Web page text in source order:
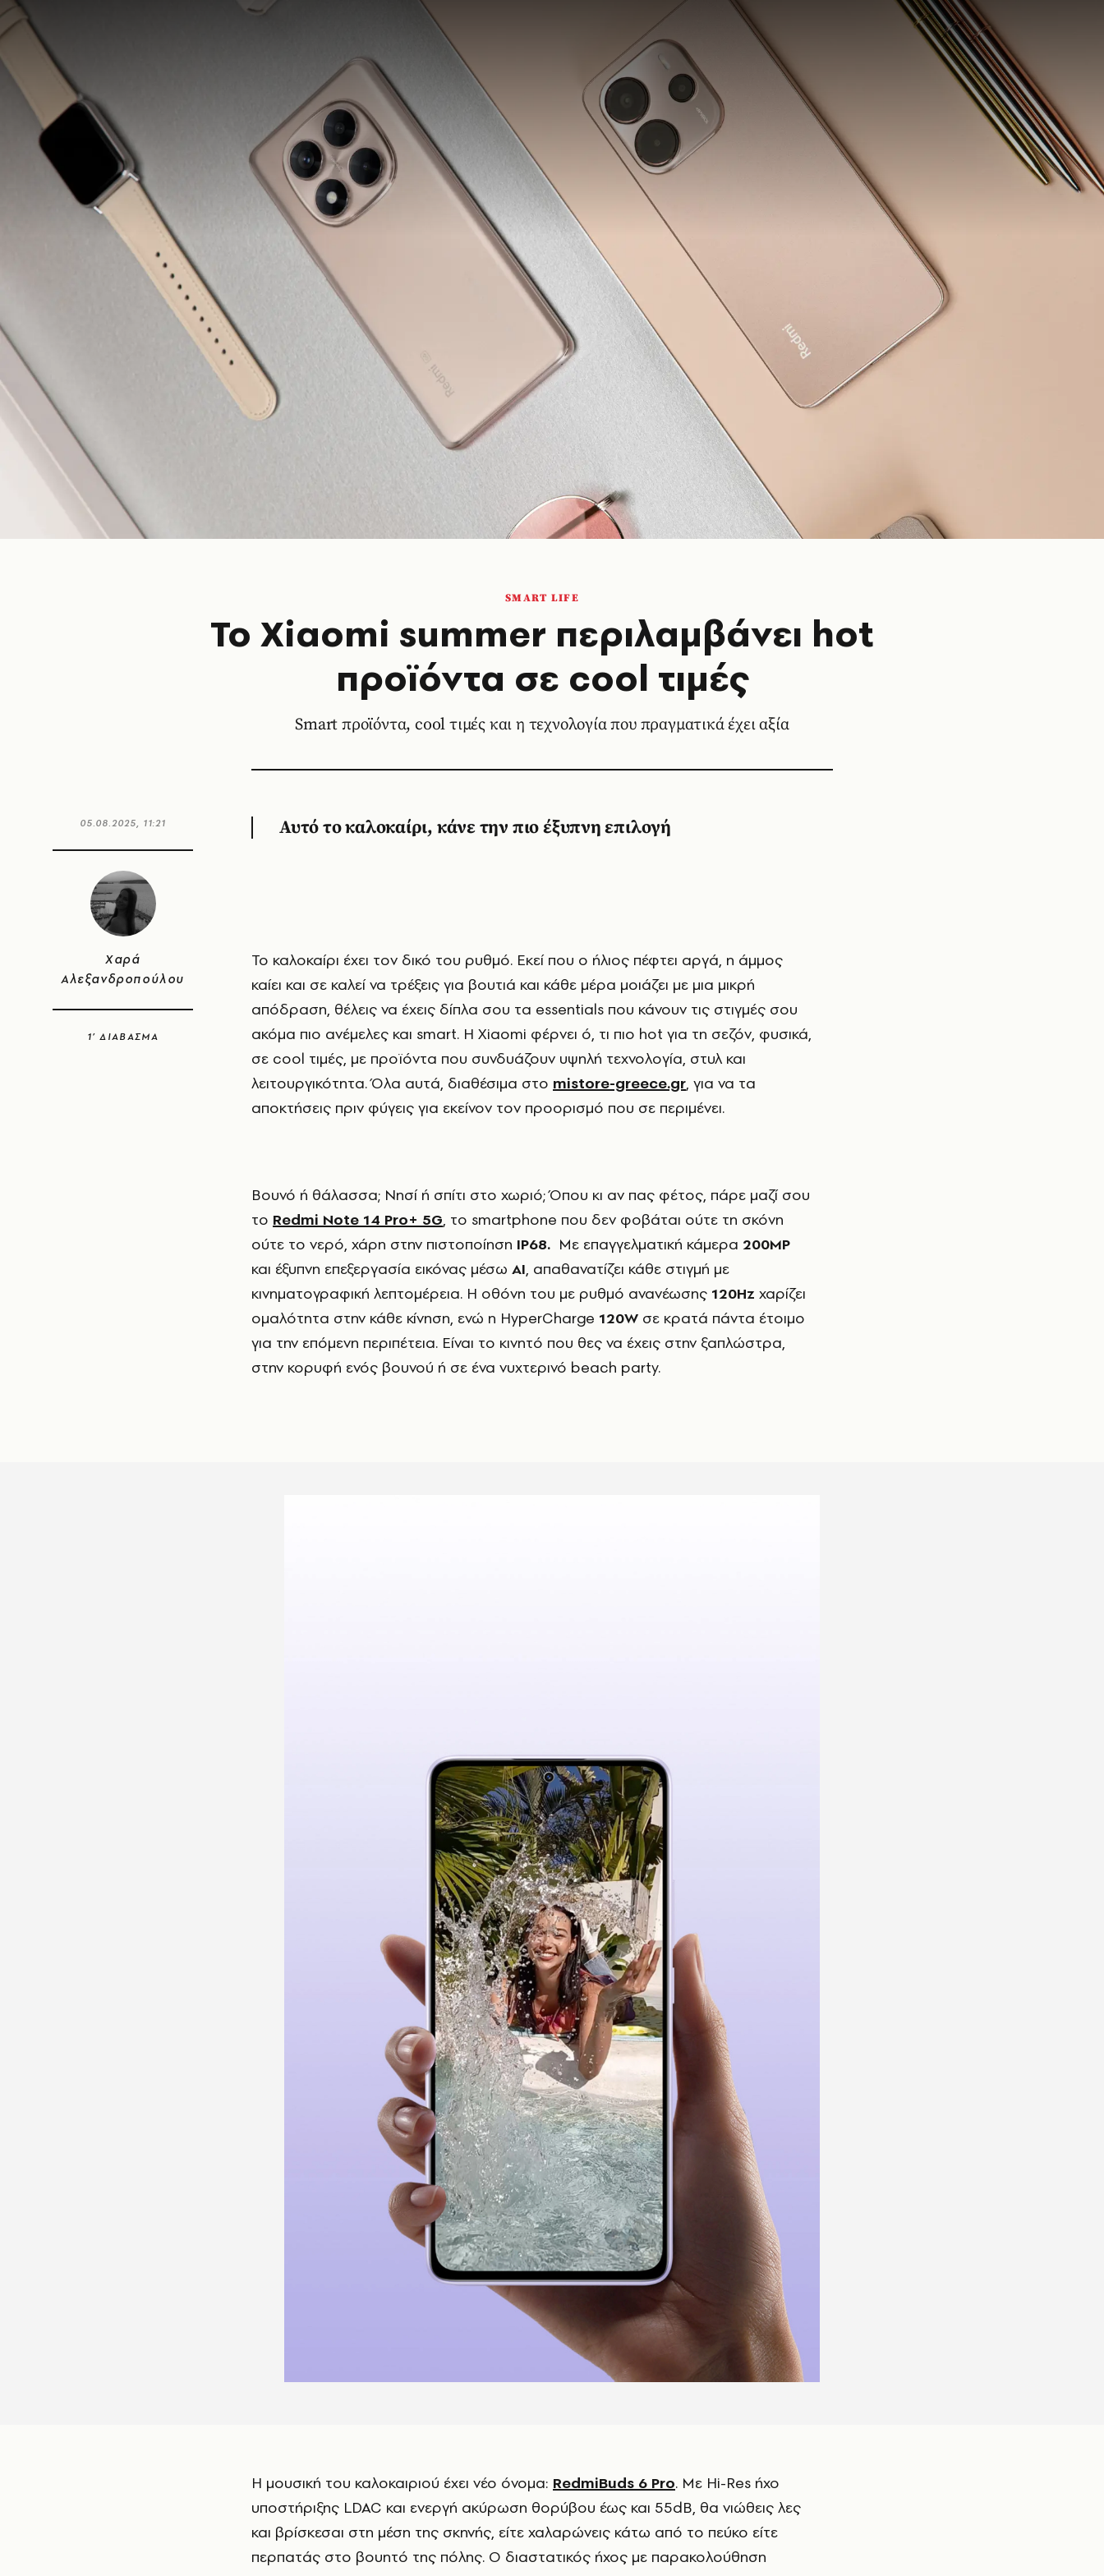
SMART LIFE
Το Xiaomi summer περιλαμβάνει hot
προϊόντα σε cool τιμές
Smart προϊόντα, cool τιμές και η τεχνολογία που πραγματικά έχει αξία
05.08.2025, 11:21
Χαρά
Αλεξανδροπούλου
1’ ΔΙΑΒΑΣΜΑ
Αυτό το καλοκαίρι, κάνε την πιο έξυπνη επιλογή
Το καλοκαίρι έχει τον δικό του ρυθμό. Εκεί που ο ήλιος πέφτει αργά, η άμμος
καίει και σε καλεί να τρέξεις για βουτιά και κάθε μέρα μοιάζει με μια μικρή
απόδραση, θέλεις να έχεις δίπλα σου τα essentials που κάνουν τις στιγμές σου
ακόμα πιο ανέμελες και smart. Η Xiaomi φέρνει ό, τι πιο hot για τη σεζόν, φυσικά,
σε cool τιμές, με προϊόντα που συνδυάζουν υψηλή τεχνολογία, στυλ και
λειτουργικότητα. Όλα αυτά, διαθέσιμα στο mistore-greece.gr, για να τα
αποκτήσεις πριν φύγεις για εκείνον τον προορισμό που σε περιμένει.
Βουνό ή θάλασσα; Νησί ή σπίτι στο χωριό; Όπου κι αν πας φέτος, πάρε μαζί σου
το Redmi Note 14 Pro+ 5G, το smartphone που δεν φοβάται ούτε τη σκόνη
ούτε το νερό, χάρη στην πιστοποίηση IP68. Με επαγγελματική κάμερα 200MP
και έξυπνη επεξεργασία εικόνας μέσω AI, απαθανατίζει κάθε στιγμή με
κινηματογραφική λεπτομέρεια. Η οθόνη του με ρυθμό ανανέωσης 120Hz χαρίζει
ομαλότητα στην κάθε κίνηση, ενώ η HyperCharge 120W σε κρατά πάντα έτοιμο
για την επόμενη περιπέτεια. Είναι το κινητό που θες να έχεις στην ξαπλώστρα,
στην κορυφή ενός βουνού ή σε ένα νυχτερινό beach party.
Η μουσική του καλοκαιριού έχει νέο όνομα: RedmiBuds 6 Pro. Με Hi-Res ήχο
υποστήριξης LDAC και ενεργή ακύρωση θορύβου έως και 55dB, θα νιώθεις λες
και βρίσκεσαι στη μέση της σκηνής, είτε χαλαρώνεις κάτω από το πεύκο είτε
περπατάς στο βουητό της πόλης. Ο διαστατικός ήχος με παρακολούθηση